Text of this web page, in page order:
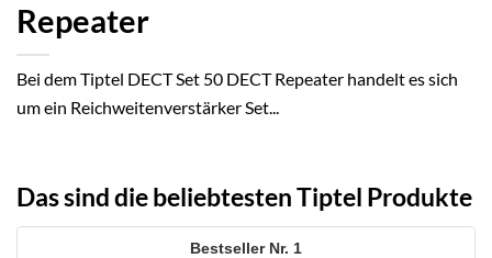
Repeater
Bei dem Tiptel DECT Set 50 DECT Repeater handelt es sich
um ein Reichweitenverstärker Set...
Das sind die beliebtesten Tiptel Produkte
1